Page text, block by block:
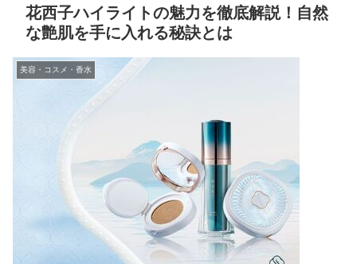
花西子ハイライトの魅力を徹底解説！自然
な艶肌を手に入れる秘訣とは
美容・コスメ・香水